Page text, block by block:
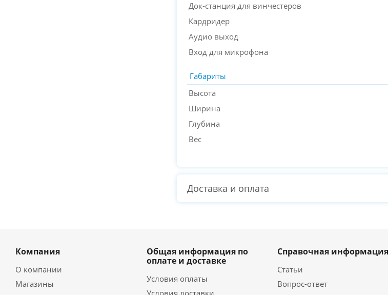
Док-станция для винчестеров
Кардридер
Аудио выход
Вход для микрофона
Габариты
Высота
Ширина
Глубина
Вес
Доставка и оплата
Компания
О компании
Магазины
Общая информация по
оплате и доставке
Условия оплаты
Условия доставки
Справочная информация
Статьи
Вопрос-ответ